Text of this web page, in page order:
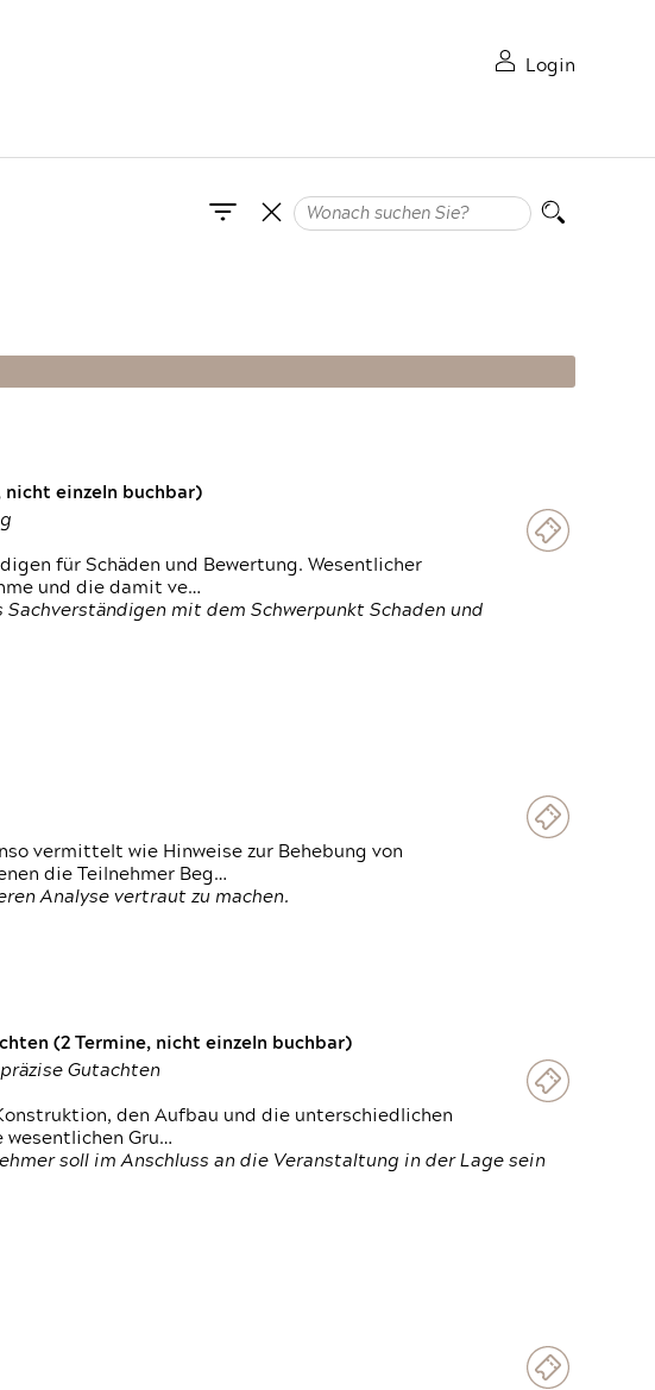
Login
nicht einzeln buchbar)
für Schäden und Bewertung. Wesentlicher
und die damit ve…
mit dem Schwerpunkt Schaden und
vermittelt wie Hinweise zur Behebung von
die Teilnehmer Beg…
Analyse vertraut zu machen.
(2 Termine, nicht einzeln buchbar)
Gutachten
den Aufbau und die unterschiedlichen
Gru…
soll im Anschluss an die Veranstaltung in der Lage sein